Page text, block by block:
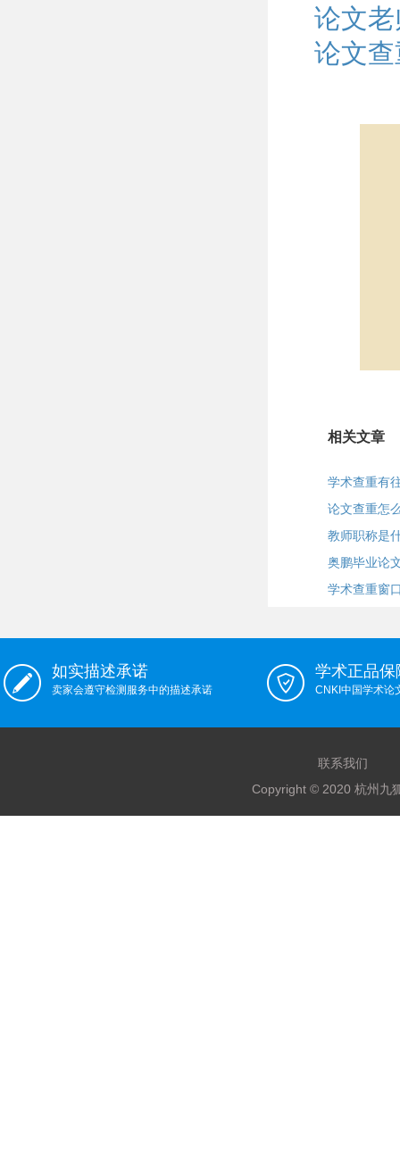
论文
论文
相关文章
学术查重有
论文查重怎
教师职称是
奥鹏毕业论
学术查重窗
如实描述承诺
卖家会遵守检测服务中的描述承诺
学术正品保
CNKI中国学术论
联系我们
Copyright © 2020 杭州九